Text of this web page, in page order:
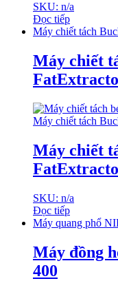
SKU: n/a
Đọc tiếp
Máy chiết tách
Máy chiết
Máy chiết tách
Máy chiết
SKU: n/a
Đọc tiếp
Máy quang phổ
Máy đồng
400